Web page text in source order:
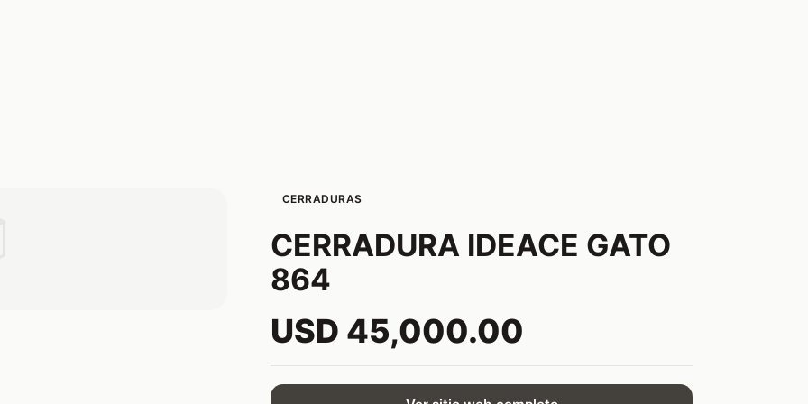
CERRADURAS
CERRADURA IDEACE GATO
864
USD 45,000.00